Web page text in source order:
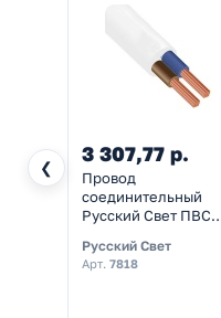
❮
3 307,77 р.
Провод
соединительный
Русский Свет ПВС
ГОСТ 7399-97 [упак.
50м]
Русский Свет
Арт. 7818